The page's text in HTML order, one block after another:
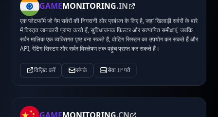
GAMEMONITORING.IN
एक प्लेटफॉर्म जो गेम सर्वरों की निगरानी और प्रबंधन के लिए है, जहां खिलाड़ी सर्वरों के बारे
में विस्तृत जानकारी प्राप्त करते हैं, सुविधाजनक फ़िल्टर और सत्यापित समीक्षाएं, जबकि
सर्वर मालिक एक व्यक्तिगत पृष्ठ बना सकते हैं, वोटिंग सिस्टम का उपयोग कर सकते हैं और
API, रेटिंग सिस्टम और सर्वर विश्लेषण तक पहुंच प्राप्त कर सकते हैं।
विज़िट करें संपर्क सेवा IP पते